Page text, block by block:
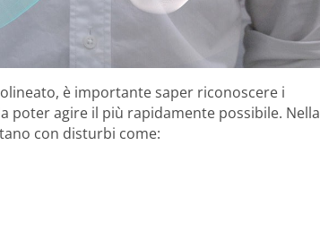
è importante saper riconoscere i
agire il più rapidamente possibile. Nella
con disturbi come: